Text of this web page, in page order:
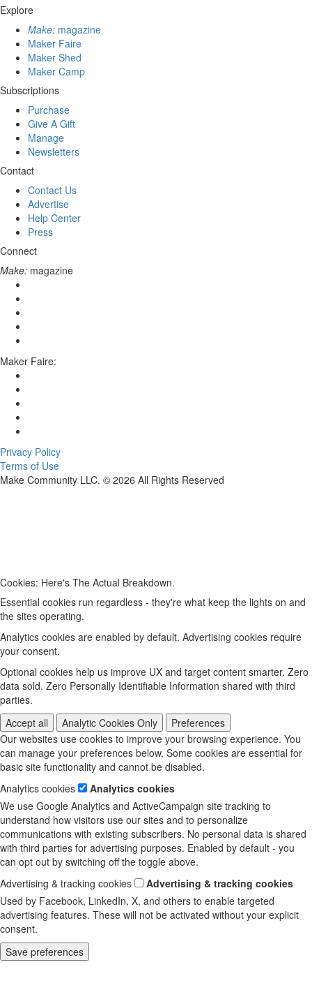
Explore
Make: magazine
Maker Faire
Maker Shed
Maker Camp
Subscriptions
Purchase
Give A Gift
Manage
Newsletters
Contact
Contact Us
Advertise
Help Center
Press
Connect
Make: magazine
Maker Faire:
Privacy Policy
Terms of Use
Make Community LLC. © 2026 All Rights Reserved
Cookies: Here's The Actual Breakdown.
Essential cookies run regardless - they're what keep the lights on and
the sites operating.
Analytics cookies are enabled by default. Advertising cookies require
your consent.
Optional cookies help us improve UX and target content smarter. Zero
data sold. Zero Personally Identifiable Information shared with third
parties.
Accept all
Analytic Cookies Only
Preferences
Our websites use cookies to improve your browsing experience. You
can manage your preferences below. Some cookies are essential for
basic site functionality and cannot be disabled.
Analytics cookies
Analytics cookies
We use Google Analytics and ActiveCampaign site tracking to
understand how visitors use our sites and to personalize
communications with existing subscribers. No personal data is shared
with third parties for advertising purposes. Enabled by default - you
can opt out by switching off the toggle above.
Advertising & tracking cookies
Advertising & tracking cookies
Used by Facebook, LinkedIn, X, and others to enable targeted
advertising features. These will not be activated without your explicit
consent.
Save preferences